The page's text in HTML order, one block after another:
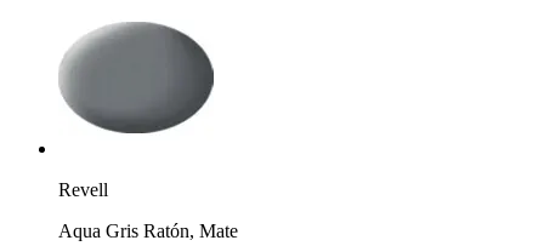
Revell
Aqua Gris Ratón, Mate